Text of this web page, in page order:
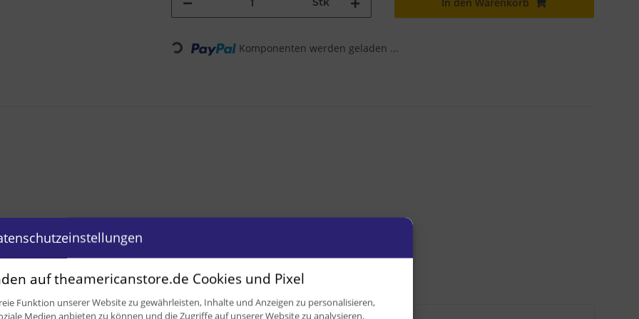
In den Warenkorb
Loading... Komponenten werden geladen ...
auf theamericanstore.de Cookies und Pixel
Funktion unserer Website zu gewährleisten, Inhalte und Anzeigen zu personalisieren,
Medien anbieten zu können und die Zugriffe auf unserer Website zu analysieren.